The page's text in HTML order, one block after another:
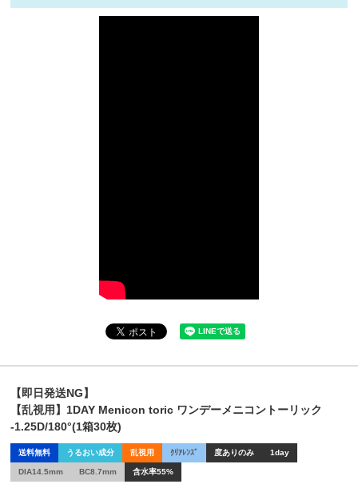
【即日発送NG】
【乱視用】1DAY Menicon toric ワンデーメニコントーリック
-1.25D/180°(1箱30枚)
送料無料 うるおい成分 乱視用 ｸﾘｱﾚﾝｽﾞ 度ありのみ 1day
DIA14.5mm BC8.7mm 含水率55%